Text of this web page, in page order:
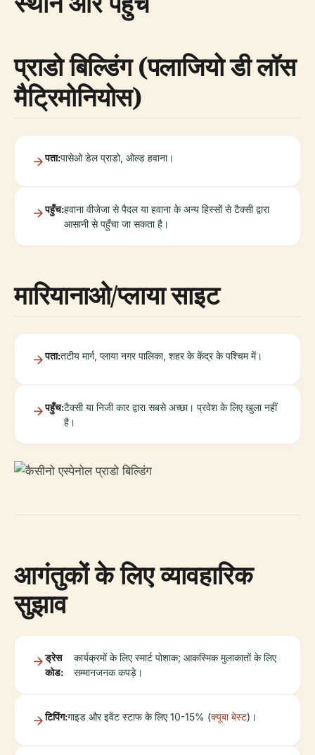
प्राडो बिल्डिंग (पलाजियो डी लॉस
मैट्रिमोनियोस)
पता:पासेओ डेल प्राडो, ओल्ड हवाना।
पहुँच:हवाना वीजेजा से पैदल या हवाना के अन्य हिस्सों से टैक्सी द्वारा
आसानी से पहुँचा जा सकता है।
मारियानाओ/प्लाया साइट
पता:तटीय मार्ग, प्लाया नगर पालिका, शहर के केंद्र के पश्चिम में।
पहुँच:टैक्सी या निजी कार द्वारा सबसे अच्छा। प्रवेश के लिए खुला नहीं
है।
आगंतुकों के लिए व्यावहारिक
सुझाव
ड्रेस
कोड:
कार्यक्रमों के लिए स्मार्ट पोशाक; आकस्मिक मुलाकातों के लिए
सम्मानजनक कपड़े।
टिपिंग:गाइड और इवेंट स्टाफ के लिए 10-15% (क्यूबा बेस्ट)।